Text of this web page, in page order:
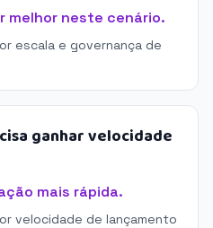
melhor neste cenário.
escala e governança de
ganhar velocidade
mais rápida.
velocidade de lançamento